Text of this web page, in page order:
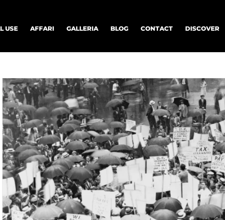
USE AFFARI GALLERIA BLOG CONTACT DISCOVER